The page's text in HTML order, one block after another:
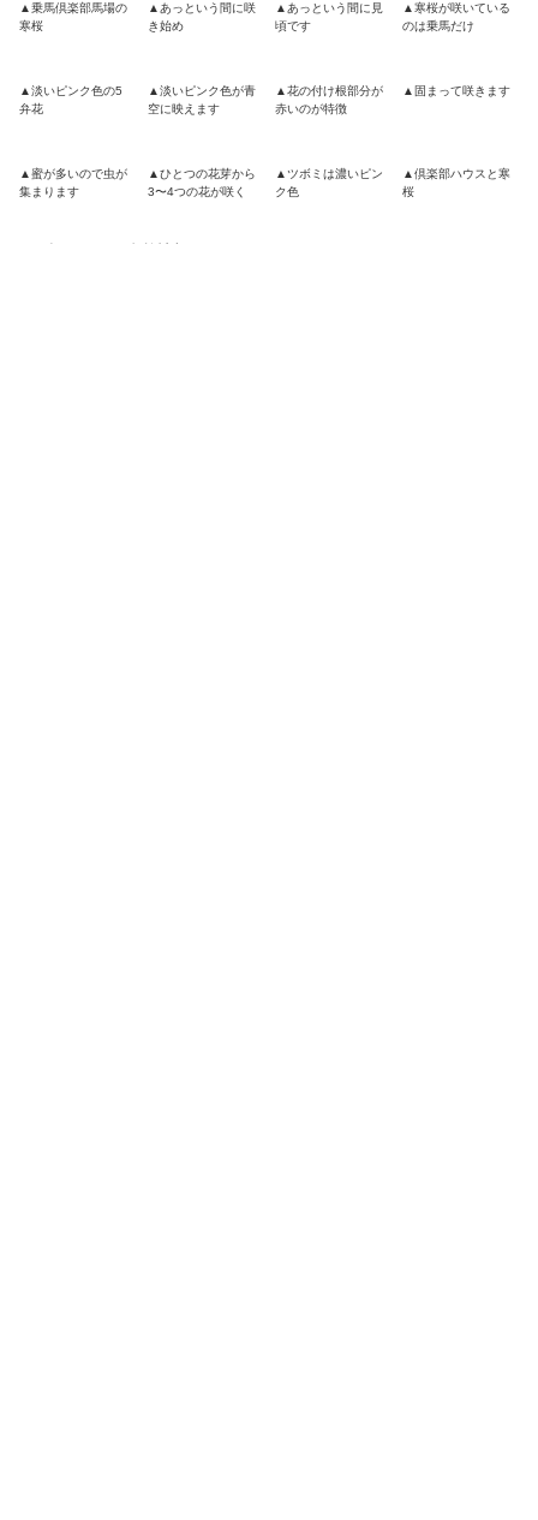
▲乗馬倶楽部馬場の
寒桜
▲あっという間に咲
き始め
▲あっという間に見
頃です
▲寒桜が咲いている
のは乗馬だけ
▲淡いピンク色の5
弁花
▲淡いピンク色が青
空に映えます
▲花の付け根部分が
赤いのが特徴
▲固まって咲きます
▲蜜が多いので虫が
集まります
▲ひとつの花芽から
3〜4つの花が咲く
▲ツボミは濃いピン
ク色
▲倶楽部ハウスと寒
桜